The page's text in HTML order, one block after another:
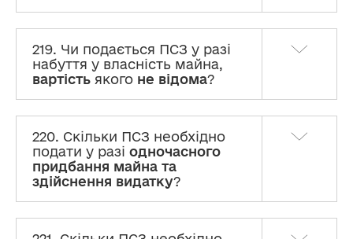
Декларування
інформація
219. Чи подається ПСЗ у разі
набуття у власність майна,
вартість якого не відома?
220. Скільки ПСЗ необхідно
подати у разі одночасного
придбання майна та
здійснення видатку?